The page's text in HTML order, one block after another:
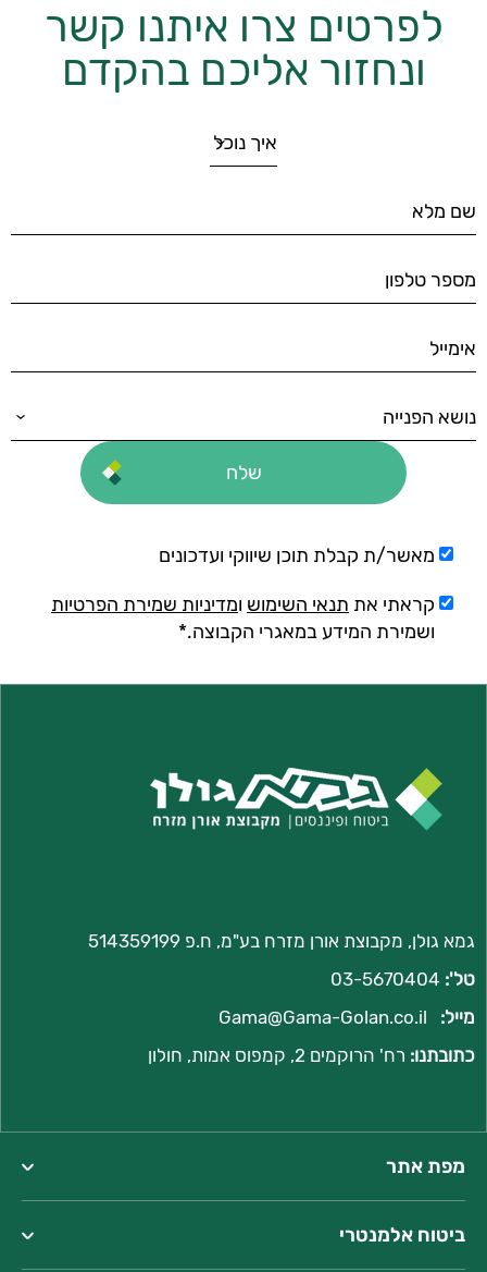
לפרטים צרו איתנו קשר
ונחזור אליכם בהקדם
מאשר/ת קבלת תוכן שיווקי ועדכונים
קראתי את תנאי השימוש ומדיניות שמירת הפרטיות
ושמירת המידע במאגרי הקבוצה.*
גמא גולן, מקבוצת אורן מזרח בע"מ, ח.פ 514359199
טל': 03-5670404
מייל:
Gama@Gama-Golan.co.il
כתובתנו: רח' הרוקמים 2, קמפוס אמות, חולון
מפת אתר
ביטוח אלמנטרי